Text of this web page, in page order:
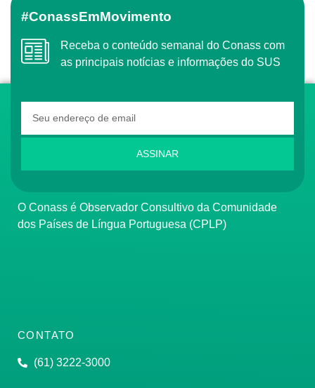
#ConassEmMovimento
Receba o conteúdo semanal do Conass com
as principais notícias e informações do SUS
ASSINAR
O Conass é Observador Consultivo da Comunidade
dos Países de Língua Portuguesa (CPLP)
CONTATO
(61) 3222-3000